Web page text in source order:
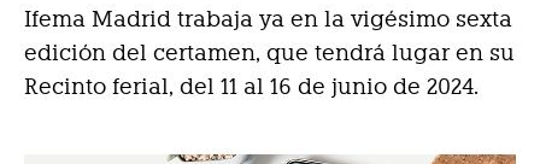
Ifema Madrid trabaja ya en la vigésimo sexta
edición del certamen, que tendrá lugar en su
Recinto ferial, del 11 al 16 de junio de 2024.